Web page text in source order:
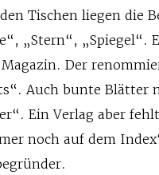
Tischen liegen die
„Stern“, „Spiegel“.
Der
Auch bunte Blätter
Ein Verlag aber
noch auf dem